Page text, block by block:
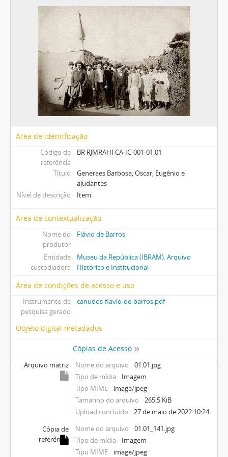
Área de identificação
Código de
referência
BR RJMRAHI CA-IC-001-01.01
Título
Generaes Barbosa, Oscar, Eugênio e
ajudantes
Nível de descrição
Item
Área de contextualização
Nome do
produtor
Flávio de Barros
Entidade
custodiadora
Museu da República (IBRAM). Arquivo
Histórico e Institucional
Área de condições de acesso e uso
Instrumento de
pesquisa gerado
canudos-flavio-de-barros.pdf
Objeto digital metadados
Cópias de Acesso
Arquivo matriz Nome do arquivo
01.01.jpg
Tipo de mídia
Imagem
Tipo MIME
image/jpeg
Tamanho do arquivo
265.5 KiB
Upload concluído
27 de maio de 2022 10:24
Cópia de
referência
Nome do arquivo
01.01_141.jpg
Tipo de mídia
Imagem
Tipo MIME
image/jpeg